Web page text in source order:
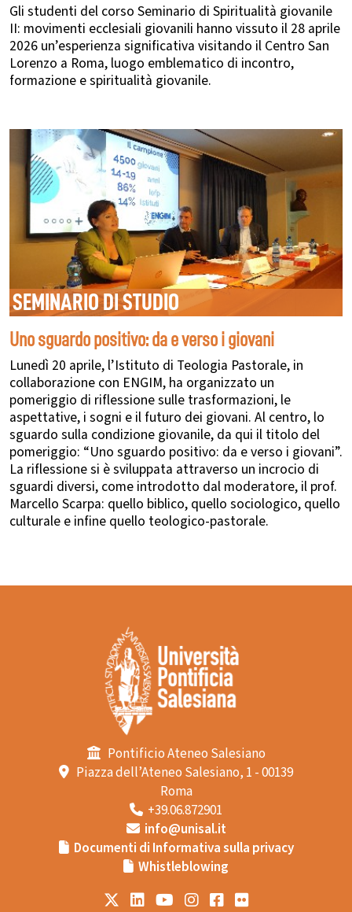
Gli studenti del corso Seminario di Spiritualità giovanile
II: movimenti ecclesiali giovanili hanno vissuto il 28 aprile
2026 un’esperienza significativa visitando il Centro San
Lorenzo a Roma, luogo emblematico di incontro,
formazione e spiritualità giovanile.
SEMINARIO DI STUDIO
Uno sguardo positivo: da e verso i giovani
Lunedì 20 aprile, l’Istituto di Teologia Pastorale, in
collaborazione con ENGIM, ha organizzato un
pomeriggio di riflessione sulle trasformazioni, le
aspettative, i sogni e il futuro dei giovani. Al centro, lo
sguardo sulla condizione giovanile, da qui il titolo del
pomeriggio: “Uno sguardo positivo: da e verso i giovani”.
La riflessione si è sviluppata attraverso un incrocio di
sguardi diversi, come introdotto dal moderatore, il prof.
Marcello Scarpa: quello biblico, quello sociologico, quello
culturale e infine quello teologico-pastorale.
Pontificio Ateneo Salesiano
Piazza dell’Ateneo Salesiano, 1 - 00139
Roma
+39.06.872901
info@unisal.it
Documenti di Informativa sulla privacy
Whistleblowing